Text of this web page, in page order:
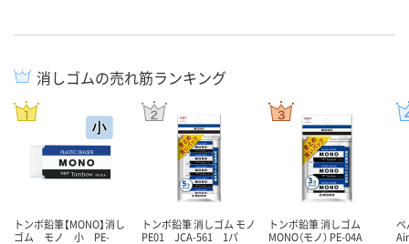
消しゴムの売れ筋ランキング
トンボ鉛筆【MONO】消し
ゴム モノ 小 PE-
トンボ鉛筆 消しゴム モノ
PE01 JCA-561 1パ
トンボ鉛筆 消しゴム
MONO（モノ） PE-04A